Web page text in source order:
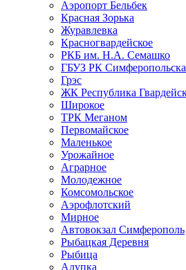
Аэропорт Бельбек
Красная Зорька
Журавлевка
Красногвардейское
РКБ им. Н.А. Семашко
ГБУЗ РК
Грэс
ЖК Республика
Широкое
ТРК Меганом
Первомайское
Маленькое
Урожайное
Аграрное
Молодежное
Комсомольское
Аэрофлотский
Мирное
Автовокзал Симферополь
Рыбацкая Деревня
Рыбица
Алупка